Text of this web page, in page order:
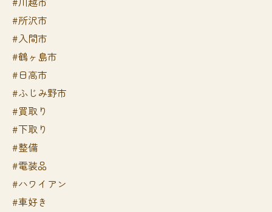
#所沢市
#入間市
#鶴ヶ島市
#日高市
#ふじみ野市
#買取り
#下取り
#整備
#電装品
#ハワイアン
#車好き